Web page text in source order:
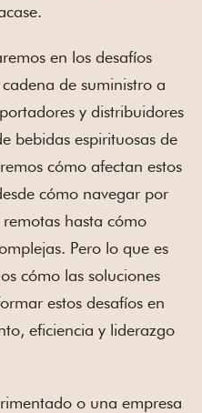
en los desafíos
de suministro a
y distribuidores
bebidas espirituosas de
cómo afectan estos
cómo navegar por
hasta cómo
Pero lo que es
cómo las soluciones
estos desafíos en
eficiencia y liderazgo
o una empresa